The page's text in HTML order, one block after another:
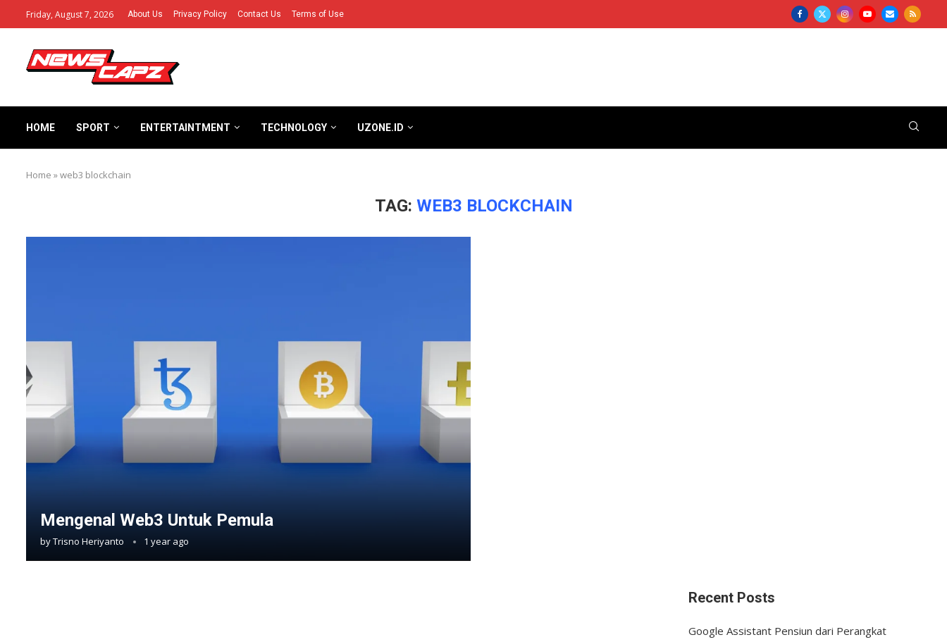
Friday, August 7, 2026 About Us Privacy Policy Contact Us Terms of Use
HOME SPORT ENTERTAINTMENT TECHNOLOGY UZONE.ID
Home »web3 blockchain
TAG: WEB3 BLOCKCHAIN
Mengenal Web3 Untuk Pemula
byTrisno Heriyanto 1 year ago
Recent Posts
Google Assistant Pensiun dari Perangkat